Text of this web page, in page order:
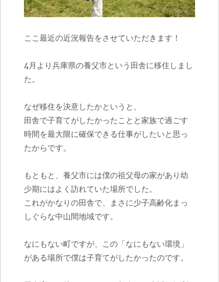
ここ最近の近況報告をさせていただきます！
4月より兵庫県の養父市という田舎に移住しまし
た。
なぜ移住を決意したかというと、
田舎で子育てがしたかったことと家族で過ごす
時間を最大限に確保できる仕事がしたいと思っ
たからです。
もともと、養父市には僕の祖父母の家があり幼
少期にはよく訪れていた場所でした。
これがかなりの田舎で、まさに少子高齢化まっ
しぐらな中山間地域です。
なにもない町ですが、この「なにもない環境」
がある場所で僕は子育てがしたかったのです。